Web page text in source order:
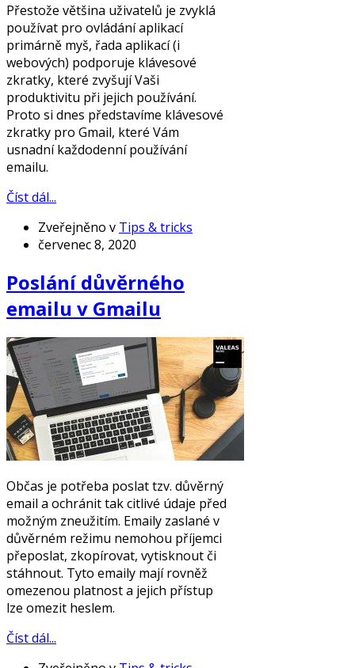
Přestože většina uživatelů je zvyklá
používat pro ovládání aplikací
primárně myš, řada aplikací (i
webových) podporuje klávesové
zkratky, které zvyšují Vaši
produktivitu při jejich používání.
Proto si dnes představíme klávesové
zkratky pro Gmail, které Vám
usnadní každodenní používání
emailu.
Číst dál...
Zveřejněno v Tips & tricks
červenec 8, 2020
Poslání důvěrného
emailu v Gmailu
Občas je potřeba poslat tzv. důvěrný
email a ochránit tak citlivé údaje před
možným zneužitím. Emaily zaslané v
důvěrném režimu nemohou příjemci
přeposlat, zkopírovat, vytisknout či
stáhnout. Tyto emaily mají rovněž
omezenou platnost a jejich přístup
lze omezit heslem.
Číst dál...